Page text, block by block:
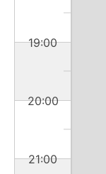
19:00
20:00
21:00